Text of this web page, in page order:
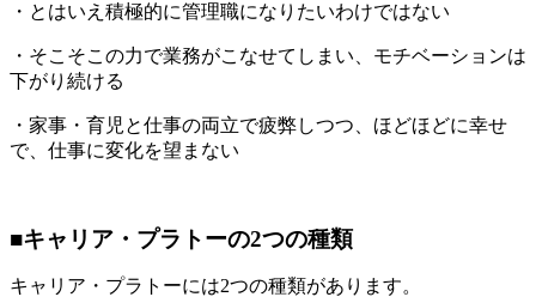
・とはいえ積極的に管理職になりたいわけではない
・そこそこの力で業務がこなせてしまい、モチベーションは
下がり続ける
・家事・育児と仕事の両立で疲弊しつつ、ほどほどに幸せ
で、仕事に変化を望まない
■キャリア・プラトーの2つの種類
キャリア・プラトーには2つの種類があります。